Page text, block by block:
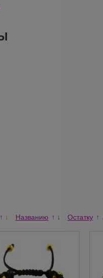
↑ ↓ Названию ↑ ↓ Остатку ↑